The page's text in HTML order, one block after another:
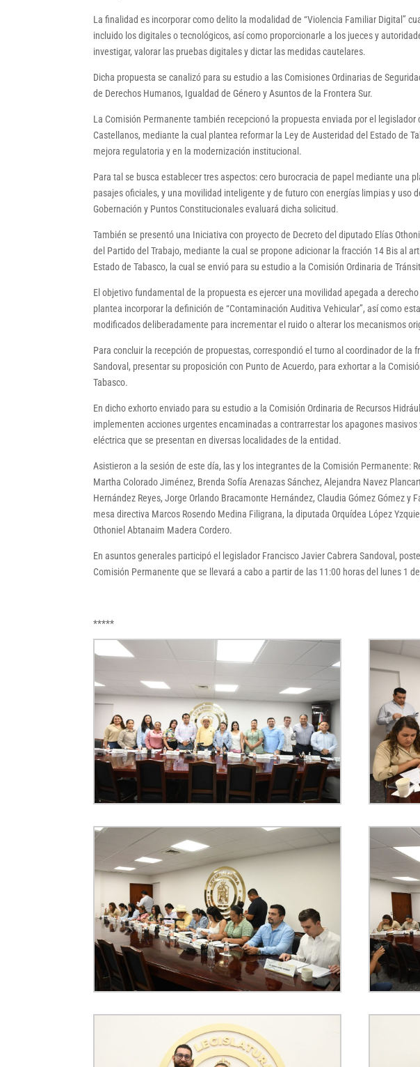
La finalidad es incorporar como delito la modalidad de “Violencia Familiar Digital”
incluido los digitales o tecnológicos, así como proporcionarle a los jueces y
investigar, valorar las pruebas digitales y dictar las medidas cautelares.
Dicha propuesta se canalizó para su estudio a las Comisiones Ordinarias de
de Derechos Humanos, Igualdad de Género y Asuntos de la Frontera Sur.
La Comisión Permanente también recepcionó la propuesta enviada por el
Castellanos, mediante la cual plantea reformar la Ley de Austeridad del Estado de
mejora regulatoria y en la modernización institucional.
Para tal se busca establecer tres aspectos: cero burocracia de papel mediante una
pasajes oficiales, y una movilidad inteligente y de futuro con energías limpias y uso
Gobernación y Puntos Constitucionales evaluará dicha solicitud.
También se presentó una Iniciativa con proyecto de Decreto del diputado Elías
del Partido del Trabajo, mediante la cual se propone adicionar la fracción 14 Bis al
Estado de Tabasco, la cual se envió para su estudio a la Comisión Ordinaria de
El objetivo fundamental de la propuesta es ejercer una movilidad apegada a
plantea incorporar la definición de “Contaminación Auditiva Vehicular”, así como
modificados deliberadamente para incrementar el ruido o alterar los mecanismos
Para concluir la recepción de propuestas, correspondió el turno al coordinador de la
Sandoval, presentar su proposición con Punto de Acuerdo, para exhortar a la
Tabasco.
En dicho exhorto enviado para su estudio a la Comisión Ordinaria de Recursos
implementen acciones urgentes encaminadas a contrarrestar los apagones
eléctrica que se presentan en diversas localidades de la entidad.
Asistieron a la sesión de este día, las y los integrantes de la Comisión Permanente:
Martha Colorado Jiménez, Brenda Sofía Arenazas Sánchez, Alejandra Navez
Hernández Reyes, Jorge Orlando Bracamonte Hernández, Claudia Gómez Gómez y
mesa directiva Marcos Rosendo Medina Filigrana, la diputada Orquídea López
Othoniel Abtanaim Madera Cordero.
En asuntos generales participó el legislador Francisco Javier Cabrera Sandoval,
Comisión Permanente que se llevará a cabo a partir de las 11:00 horas del lunes 1
*****